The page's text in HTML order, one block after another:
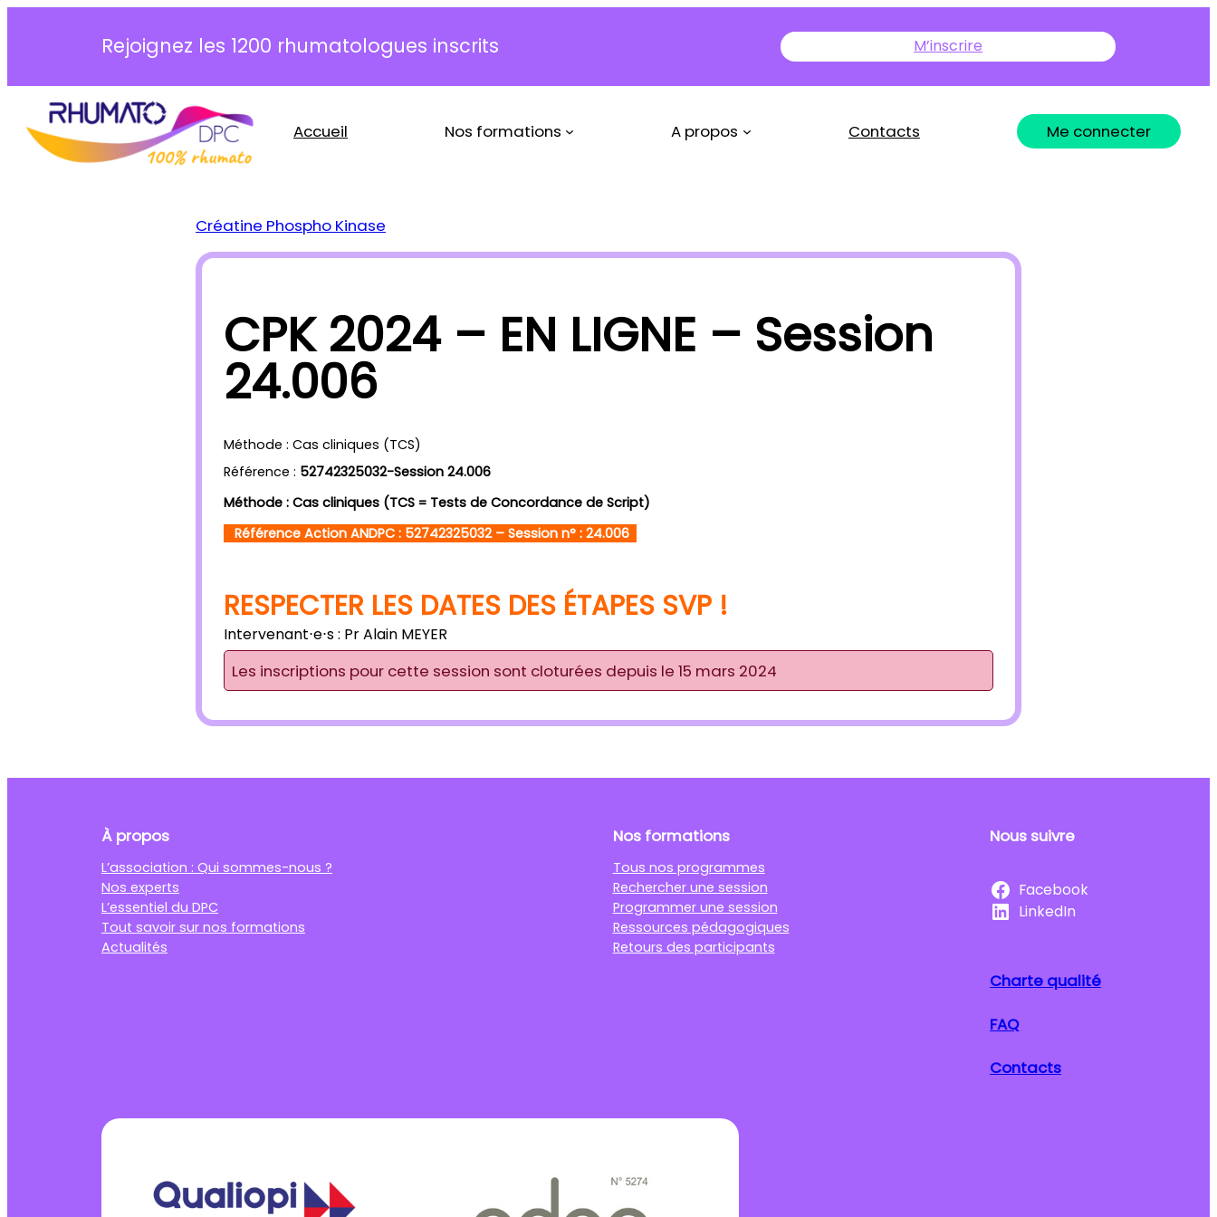
Rejoignez les 1200 rhumatologues inscrits M’inscrire
Accueil Nos formations A propos Contacts Me connecter
Créatine Phospho Kinase
CPK 2024 – EN LIGNE – Session
24.006
Méthode : Cas cliniques (TCS)
Référence : 52742325032-Session 24.006
Méthode : Cas cliniques (TCS = Tests de Concordance de Script)
Référence Action ANDPC : 52742325032 – Session n° : 24.006
RESPECTER LES DATES DES ÉTAPES SVP !
Intervenant⋅e⋅s : Pr Alain MEYER
Les inscriptions pour cette session sont cloturées depuis le 15 mars 2024
À propos
L’association : Qui sommes-nous ?
Nos experts
L’essentiel du DPC
Tout savoir sur nos formations
Actualités
Nos formations
Tous nos programmes
Rechercher une session
Programmer une session
Ressources pédagogiques
Retours des participants
Nous suivre
Facebook
LinkedIn
Charte qualité
FAQ
Contacts